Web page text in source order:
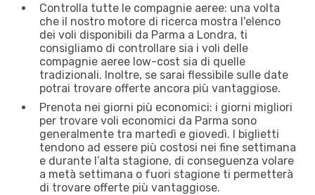
Controlla tutte le compagnie aeree: una volta
che il nostro motore di ricerca mostra l'elenco
dei voli disponibili da Parma a Londra, ti
consigliamo di controllare sia i voli delle
compagnie aeree low-cost sia di quelle
tradizionali. Inoltre, se sarai flessibile sulle date
potrai trovare offerte ancora più vantaggiose.
Prenota nei giorni più economici: i giorni migliori
per trovare voli economici da Parma sono
generalmente tra martedì e giovedì. I biglietti
tendono ad essere più costosi nei fine settimana
e durante l’alta stagione, di conseguenza volare
a metà settimana o fuori stagione ti permetterà
di trovare offerte più vantaggiose.